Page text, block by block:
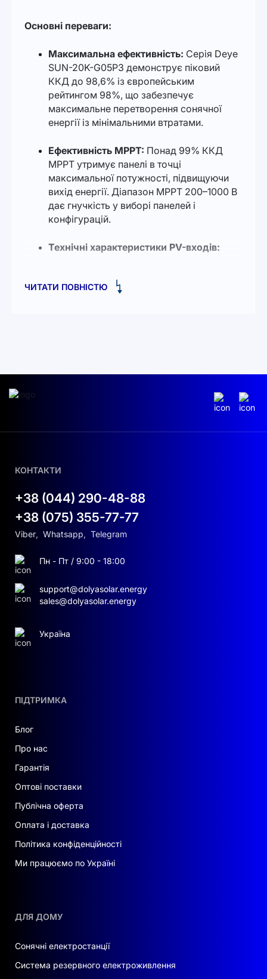
Основні переваги:
Максимальна ефективність: Серія Deye
SUN-20K-G05P3 демонструє піковий
ККД до 98,6% із європейським
рейтингом 98%, що забезпечує
максимальне перетворення сонячної
енергії із мінімальними втратами.
Ефективність MPPT: Понад 99% ККД
MPPT утримує панелі в точці
максимальної потужності, підвищуючи
вихід енергії. Діапазон MPPT 200–1000 В
дає гнучкість у виборі панелей і
конфігурацій.
Технічні характеристики PV-входів:
сумісність із широким спектром
Вихідна потужність змінного струму:
потужність:22 кВА
Підтримуються мережеві напруги
220/380 В та 230/400 В.
Сумісність із мережею:
220/380 В і 230/400 В; допустимий
діапазон 0,85 Un–1,1 Un для безшовної
постійного струму до < 0,5% In
Виявлення замикання на землю та
моніторинг струму витоку
(зі зниженням потужності вище 45
ЧИТАТИ ПОВНІСТЮ
ПІДТРИМКА
Блог
Про нас
Гарантія
Оптові поставки
Публічна оферта
Оплата і доставка
Політика конфіденційності
Ми працюємо по Україні
ДЛЯ ДОМУ
Сонячні електростанції
Система резервного електроживлення
КОНТАКТИ
+38 (044) 290-48-88
+38 (075) 355-77-77
Viber, Whatsapp, Telegram
Пн - Пт / 9:00 - 18:00
support@dolyasolar.energy
sales@dolyasolar.energy
Україна